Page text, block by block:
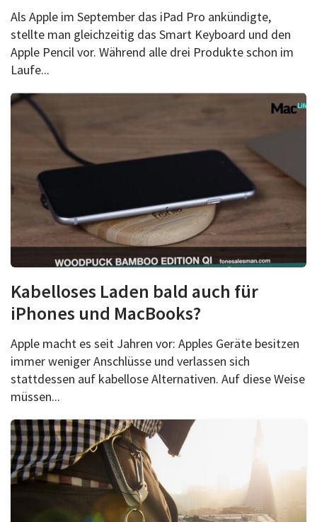
Als Apple im September das iPad Pro ankündigte,
stellte man gleichzeitig das Smart Keyboard und den
Apple Pencil vor. Während alle drei Produkte schon im
Laufe...
Kabelloses Laden bald auch für
iPhones und MacBooks?
Apple macht es seit Jahren vor: Apples Geräte besitzen
immer weniger Anschlüsse und verlassen sich
stattdessen auf kabellose Alternativen. Auf diese Weise
müssen...